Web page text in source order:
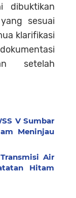
dibuktikan
sesuai
klarifikasi
setelah
V Sumbar
Meninjau
Air
Hitam